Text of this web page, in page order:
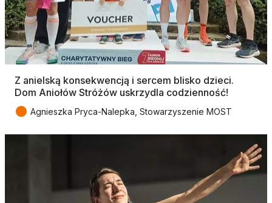
Z anielską konsekwencją i sercem blisko dzieci.
Dom Aniołów Stróżów uskrzydla codzienność!
● Agnieszka Pryca-Nalepka, Stowarzyszenie MOST